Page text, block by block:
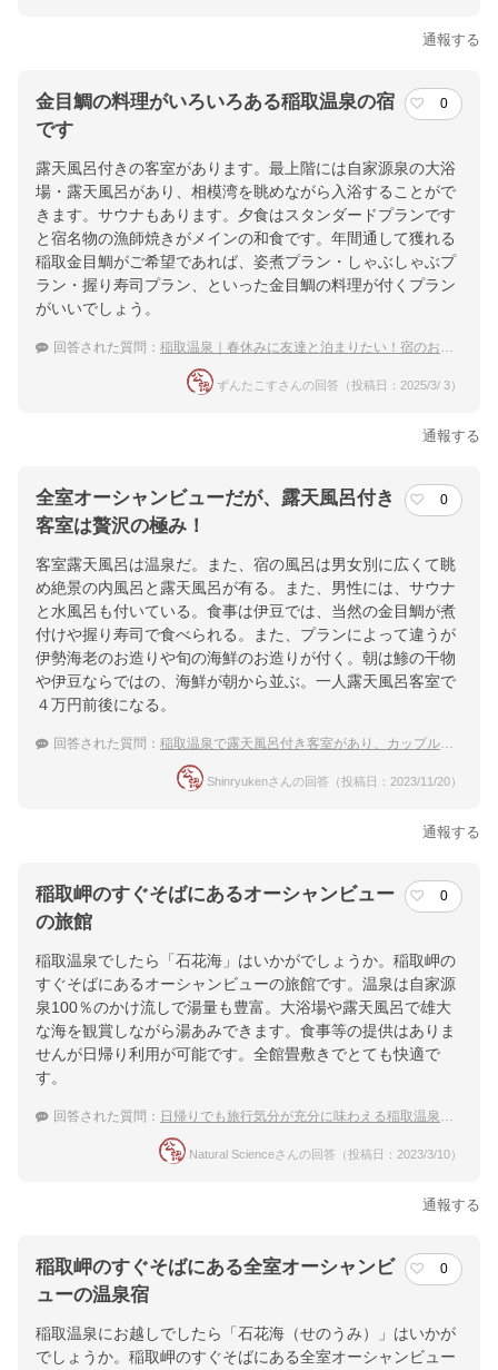
通報する
金目鯛の料理がいろいろある稲取温泉の宿
です
0
露天風呂付きの客室があります。最上階には自家源泉の大浴
場・露天風呂があり、相模湾を眺めながら入浴することがで
きます。サウナもあります。夕食はスタンダードプランです
と宿名物の漁師焼きがメインの和食です。年間通して獲れる
稲取金目鯛がご希望であれば、姿煮プラン・しゃぶしゃぶプ
ラン・握り寿司プラン、といった金目鯛の料理が付くプラン
がいいでしょう。
回答された質問： 稲取温泉｜春休みに友達と泊まりたい！宿のおすすめは？
ずんたこすさんの回答（投稿日：2025/3/ 3）
通報する
全室オーシャンビューだが、露天風呂付き
客室は贅沢の極み！
0
客室露天風呂は温泉だ。また、宿の風呂は男女別に広くて眺
め絶景の内風呂と露天風呂が有る。また、男性には、サウナ
と水風呂も付いている。食事は伊豆では、当然の金目鯛が煮
付けや握り寿司で食べられる。また、プランによって違うが
伊勢海老のお造りや旬の海鮮のお造りが付く。朝は鯵の干物
や伊豆ならではの、海鮮が朝から並ぶ。一人露天風呂客室で
４万円前後になる。
回答された質問： 稲取温泉で露天風呂付き客室があり、カップルで泊まってみたい温泉宿おすすめは？
Shinryukenさんの回答（投稿日：2023/11/20）
通報する
稲取岬のすぐそばにあるオーシャンビュー
の旅館
0
稲取温泉でしたら「石花海」はいかがでしょうか。稲取岬の
すぐそばにあるオーシャンビューの旅館です。温泉は自家源
泉100％のかけ流しで湯量も豊富。大浴場や露天風呂で雄大
な海を観賞しながら湯あみできます。食事等の提供はありま
せんが日帰り利用が可能です。全館畳敷きでとても快適で
す。
回答された質問： 日帰りでも旅行気分が充分に味わえる稲取温泉の宿は？
Natural Scienceさんの回答（投稿日：2023/3/10）
通報する
稲取岬のすぐそばにある全室オーシャンビ
ューの温泉宿
0
稲取温泉にお越しでしたら「石花海（せのうみ）」はいかが
でしょうか。稲取岬のすぐそばにある全室オーシャンビュー